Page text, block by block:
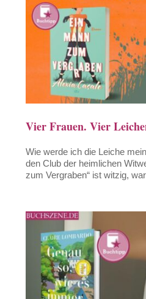
Vier Frauen. Vier
Wie werde ich die Leiche
den Club der heimlichen
zum Vergraben“ ist witzig,